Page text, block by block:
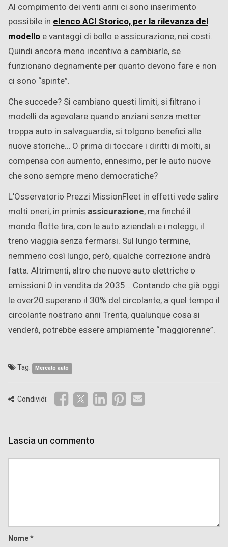
Al compimento dei venti anni ci sono inserimento
possibile in elenco ACI Storico, per la rilevanza del
modello e vantaggi di bollo e assicurazione, nei costi.
Quindi ancora meno incentivo a cambiarle, se
funzionano degnamente per quanto devono fare e non
ci sono “spinte”.
Che succede? Si cambiano questi limiti, si filtrano i
modelli da agevolare quando anziani senza metter
troppa auto in salvaguardia, si tolgono benefici alle
nuove storiche… O prima di toccare i diritti di molti, si
compensa con aumento, ennesimo, per le auto nuove
che sono sempre meno democratiche?
L’Osservatorio Prezzi MissionFleet in effetti vede salire
molti oneri, in primis assicurazione, ma finché il
mondo flotte tira, con le auto aziendali e i noleggi, il
treno viaggia senza fermarsi. Sul lungo termine,
nemmeno così lungo, però, qualche correzione andrà
fatta. Altrimenti, altro che nuove auto elettriche o
emissioni 0 in vendita da 2035… Contando che già oggi
le over20 superano il 30% del circolante, a quel tempo il
circolante nostrano anni Trenta, qualunque cosa si
venderà, potrebbe essere ampiamente “maggiorenne”.
Tag: Mercato auto
Condividi:
Lascia un commento
Nome*